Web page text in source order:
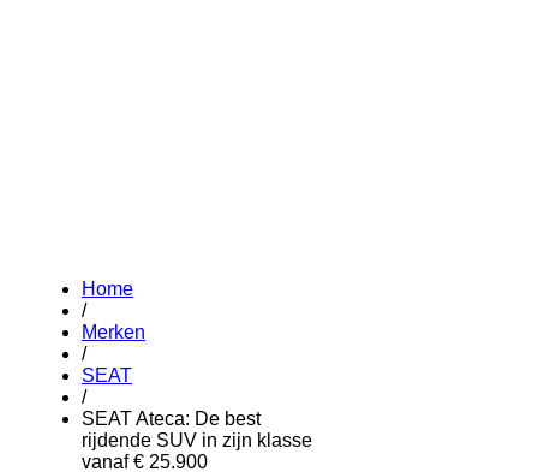
Home
/
Merken
/
SEAT
/
SEAT Ateca: De best
rijdende SUV in zijn klasse
vanaf € 25.900